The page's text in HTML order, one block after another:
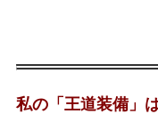
私の「王道装備」